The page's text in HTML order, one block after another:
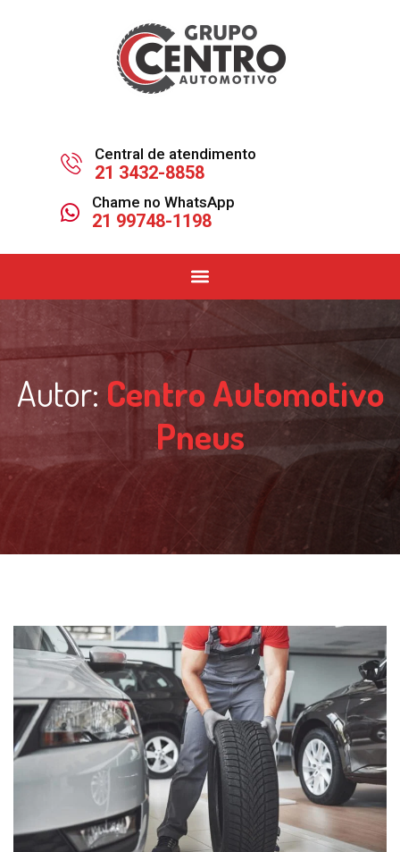
Central de atendimento
21 3432-8858
Chame no WhatsApp
21 99748-1198
Autor: Centro Automotivo
Pneus